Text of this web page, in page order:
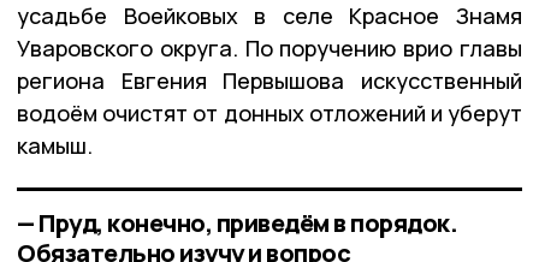
усадьбе Воейковых в селе Красное Знамя
Уваровского округа. По поручению врио главы
региона Евгения Первышова искусственный
водоём очистят от донных отложений и уберут
камыш.
— Пруд, конечно, приведём в порядок.
Обязательно изучу и вопрос